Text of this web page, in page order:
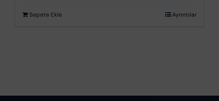
Sepete Ekle Ayrıntılar